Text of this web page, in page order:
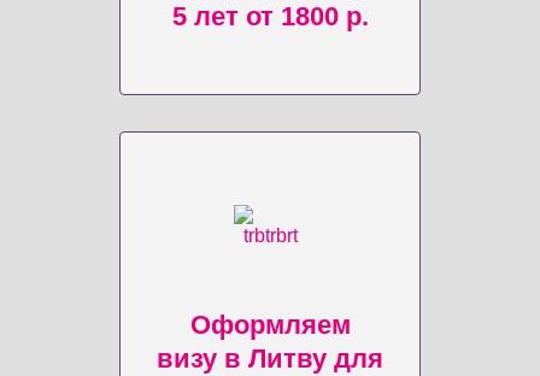
5 лет от 1800 р.
Оформляем
визу в Литву для